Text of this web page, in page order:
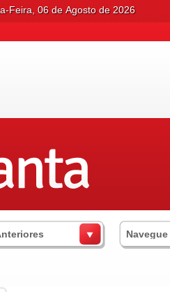
Feira, 06 de Agosto de 2026